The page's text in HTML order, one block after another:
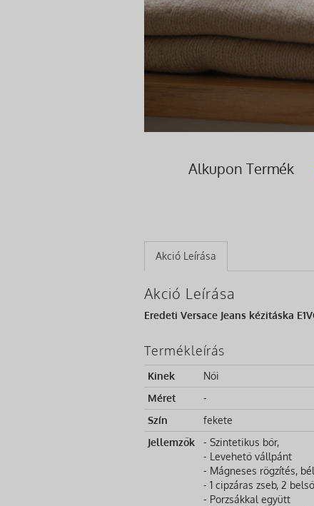
Alkupon Termék
Akció Leírása
Akció Leírása
Eredeti Versace Jeans kézitáska
Termékleírás
Kinek
Női
Méret
-
Szín
fekete
Jellemzők
- Szintetikus bőr,
- Levehető vállpánt
- Mágneses rögzítés,
- 1 cipzáras zseb, 2
- Porzsákkal együtt